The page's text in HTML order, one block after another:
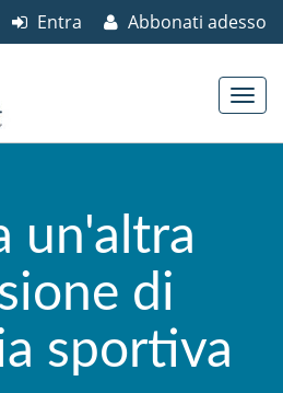
Abbonati adesso
Entra
un'altra
di
sportiva